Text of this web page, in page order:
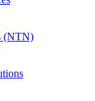
(NTN)